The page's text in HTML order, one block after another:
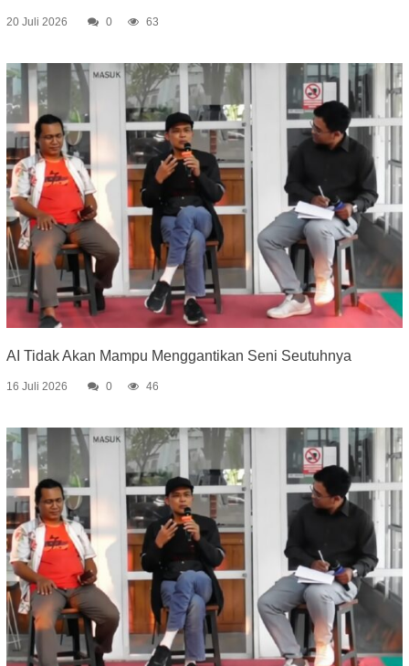
20 Juli 2026 0 63
AI Tidak Akan Mampu Menggantikan Seni Seutuhnya
16 Juli 2026 0 46